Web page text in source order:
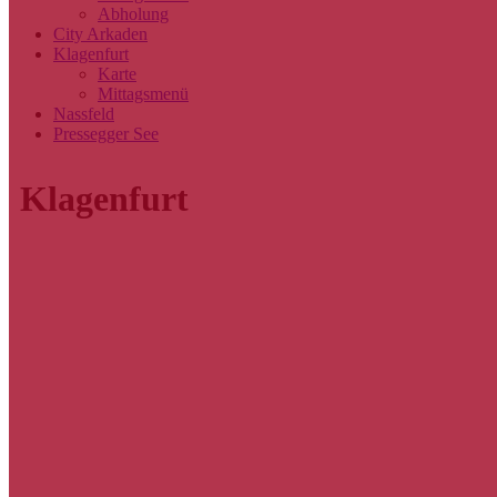
Abholung
City Arkaden
Klagenfurt
Karte
Mittagsmenü
Nassfeld
Pressegger See
Klagenfurt